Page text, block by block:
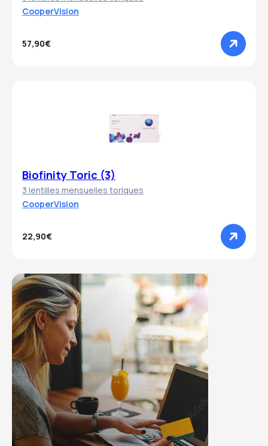
CooperVision
57,90€
Biofinity Toric (3)
3 lentilles mensuelles toriques
CooperVision
22,90€